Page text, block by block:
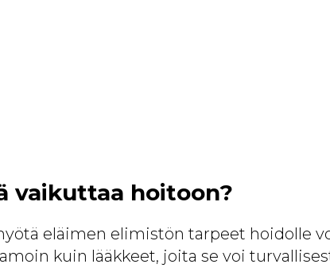
vaikuttaa hoitoon?
eläimen elimistön tarpeet hoidolle
kuin lääkkeet, joita se voi